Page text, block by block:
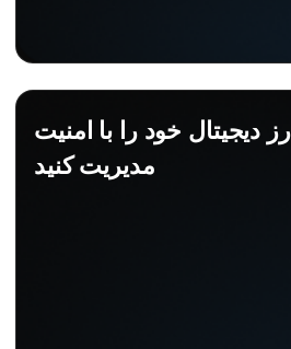
دیجیتال خود را با امنیت
مدیریت کنید